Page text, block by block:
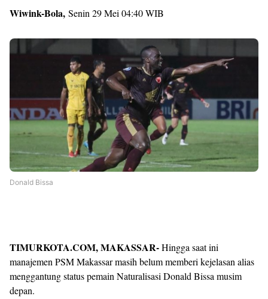
Wiwink-Bola, Senin 29 Mei 04:40 WIB
Donald Bissa
TIMURKOTA.COM, MAKASSAR-Hingga saat ini
manajemen PSM Makassar masih belum memberi kejelasan alias
menggantung status pemain Naturalisasi Donald Bissa musim
depan.